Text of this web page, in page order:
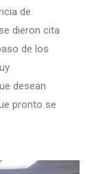
de
dieron cita
de los
desean
pronto se